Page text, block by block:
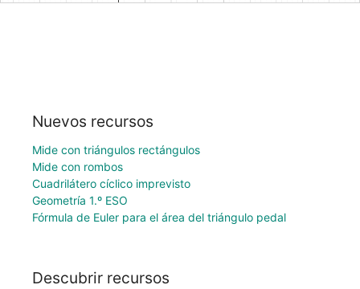
Nuevos recursos
Mide con triángulos rectángulos
Mide con rombos
Cuadrilátero cíclico imprevisto
Geometría 1.º ESO
Fórmula de Euler para el área del triángulo pedal
Descubrir recursos